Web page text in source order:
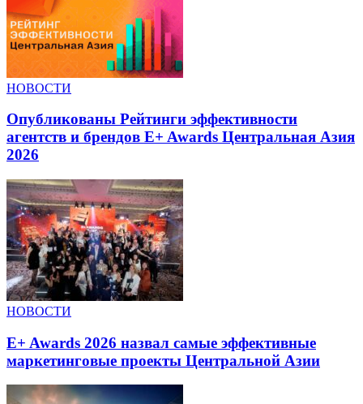
НОВОСТИ
Опубликованы Рейтинги эффективности
агентств и брендов E+ Awards Центральная Азия
2026
НОВОСТИ
E+ Awards 2026 назвал самые эффективные
маркетинговые проекты Центральной Азии